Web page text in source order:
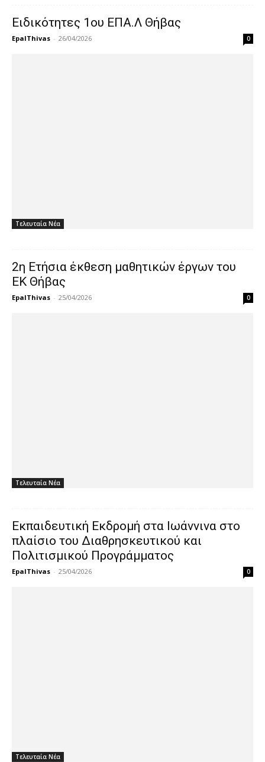
Ειδικότητες 1ου ΕΠΑ.Λ Θήβας
EpalThivas - 26/04/2026 0
Τελευταία Νέα
2η Ετήσια έκθεση μαθητικών έργων του
ΕΚ Θήβας
EpalThivas - 25/04/2026 0
Τελευταία Νέα
Εκπαιδευτική Εκδρομή στα Ιωάννινα στο
πλαίσιο του Διαθρησκευτικού και
Πολιτισμικού Προγράμματος
EpalThivas - 25/04/2026 0
Τελευταία Νέα